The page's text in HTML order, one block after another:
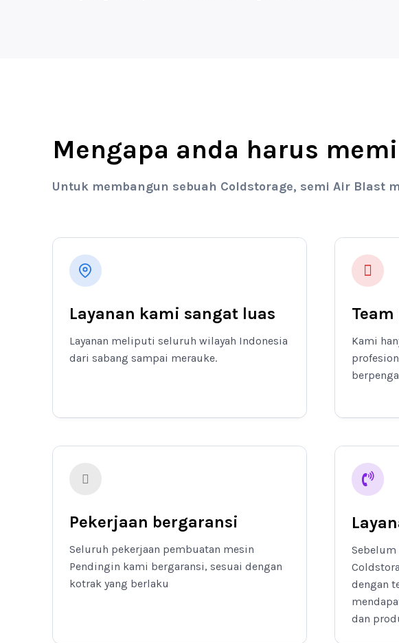
Mengapa anda harus
Untuk membangun sebuah Coldstorage, semi Air Blast
Layanan kami sangat luas
Layanan meliputi seluruh wilayah Indonesia
dari sabang sampai merauke.
Kami
Pekerjaan bergaransi
Seluruh pekerjaan pembuatan mesin
Pendingin kami bergaransi, sesuai dengan
kotrak yang berlaku
dengan
dan